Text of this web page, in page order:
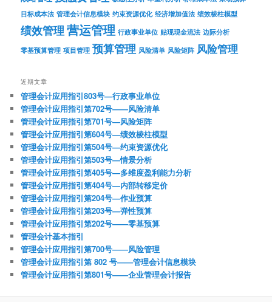
目标成本法 管理会计信息模块 约束资源优化 经济增加值法 绩效棱柱模型
绩效管理 营运管理 行政事业单位 贴现现金流法 边际分析
零基预算管理 项目管理 预算管理 风险清单 风险矩阵 风险管理
近期文章
管理会计应用指引803号—行政事业单位
管理会计应用指引第702号——风险清单
管理会计应用指引第701号—风险矩阵
管理会计应用指引第604号—绩效棱柱模型
管理会计应用指引第504号—约束资源优化
管理会计应用指引第503号—情景分析
管理会计应用指引第405号—多维度盈利能力分析
管理会计应用指引第404号—内部转移定价
管理会计应用指引第204号—作业预算
管理会计应用指引第203号—弹性预算
管理会计应用指引第202号——零基预算
管理会计基本指引
管理会计应用指引第700号——风险管理
管理会计应用指引第 802 号——管理会计信息模块
管理会计应用指引第801号——企业管理会计报告